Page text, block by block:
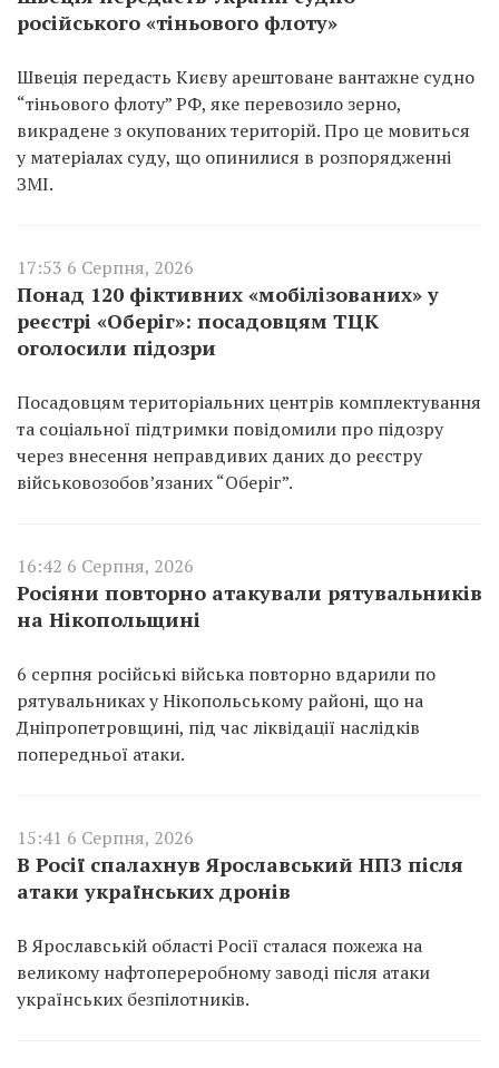
російського «тіньового флоту»
Швеція передасть Києву арештоване вантажне судно
“тіньового флоту” РФ, яке перевозило зерно,
викрадене з окупованих територій. Про це мовиться
у матеріалах суду, що опинилися в розпорядженні
ЗМІ.
17:53 6 Серпня, 2026
Понад 120 фіктивних «мобілізованих» у
реєстрі «Оберіг»: посадовцям ТЦК
оголосили підозри
Посадовцям територіальних центрів комплектування
та соціальної підтримки повідомили про підозру
через внесення неправдивих даних до реєстру
військовозобов’язаних “Оберіг”.
16:42 6 Серпня, 2026
Росіяни повторно атакували рятувальників
на Нікопольщині
6 серпня російські війська повторно вдарили по
рятувальниках у Нікопольському районі, що на
Дніпропетровщині, під час ліквідації наслідків
попередньої атаки.
15:41 6 Серпня, 2026
В Росії спалахнув Ярославський НПЗ після
атаки українських дронів
В Ярославській області Росії сталася пожежа на
великому нафтопереробному заводі після атаки
українських безпілотників.